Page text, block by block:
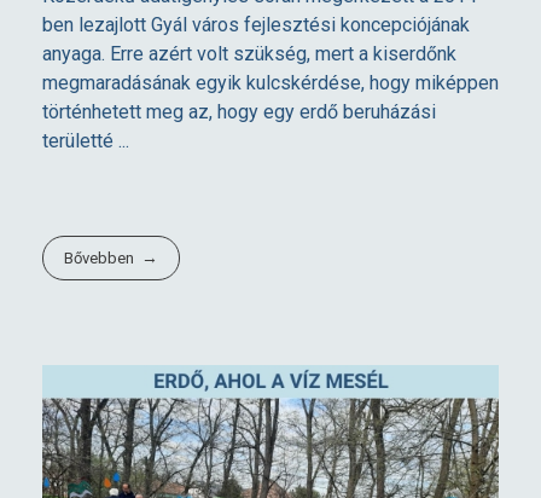
ben lezajlott Gyál város fejlesztési koncepciójának
anyaga. Erre azért volt szükség, mert a kiserdőnk
megmaradásának egyik kulcskérdése, hogy miképpen
történhetett meg az, hogy egy erdő beruházási
területté ...
Bővebben